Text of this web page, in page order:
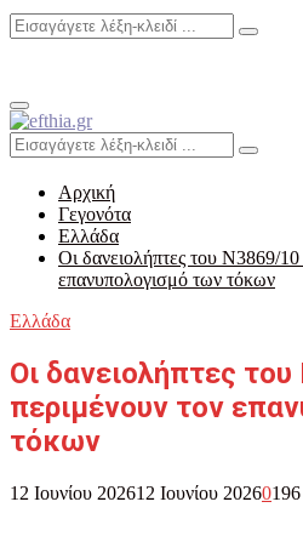
Search
Search
Primary
Menu
Search
for:
Search
Αρχική
Γεγονότα
Ελλάδα
Οι δανειολήπτες του Ν3869/10
επανυπολογισμό των τόκων
Ελλάδα
Οι δανειολήπτες
περιμένουν τον
τόκων
12 Ιουνίου 202612 Ιουνίου 20260196